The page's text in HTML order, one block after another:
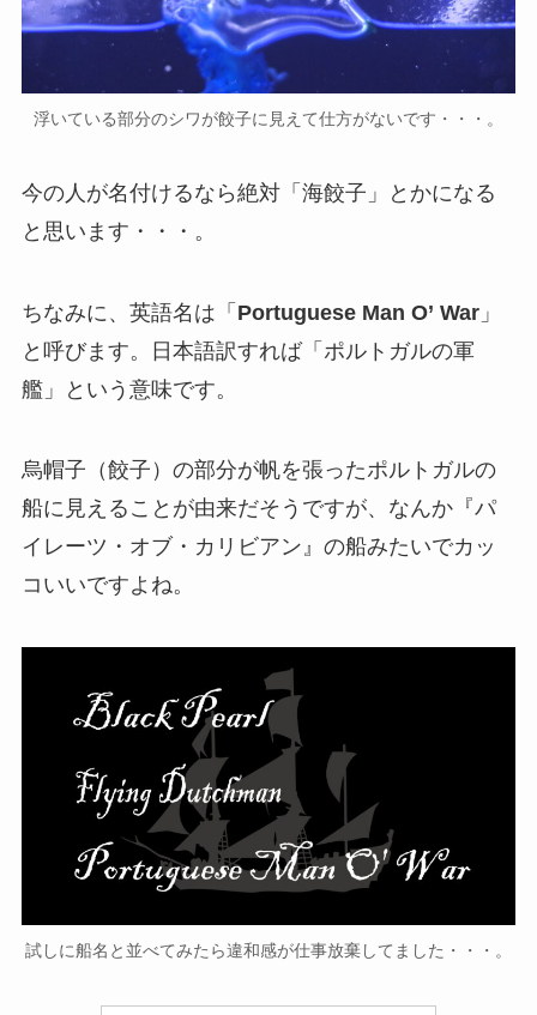
浮いている部分のシワが餃子に見えて仕方がないです・・・。
今の人が名付けるなら絶対「海餃子」とかになる
と思います・・・。
ちなみに、英語名は「 Portuguese Man O’ War」
と呼びます。日本語訳すれば「ポルトガルの軍
艦」という意味です。
烏帽子（餃子）の部分が帆を張ったポルトガルの
船に見えることが由来だそうですが、なんか『パ
イレーツ・オブ・カリビアン』の船みたいでカッ
コいいですよね。
試しに船名と並べてみたら違和感が仕事放棄してました・・・。